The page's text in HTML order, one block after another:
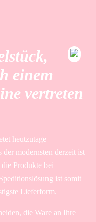
einem
vertreten
heutzutage
modernsten derzeit ist
Produkte bei
ist somit
Lieferform.
die Ware an Ihre